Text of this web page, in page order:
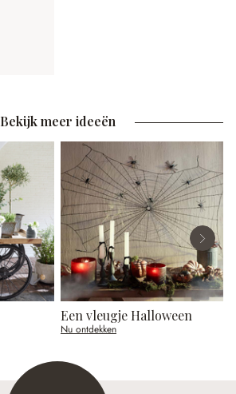
Bekijk meer ideeën
Een vleugje Halloween
Nu ontdekken